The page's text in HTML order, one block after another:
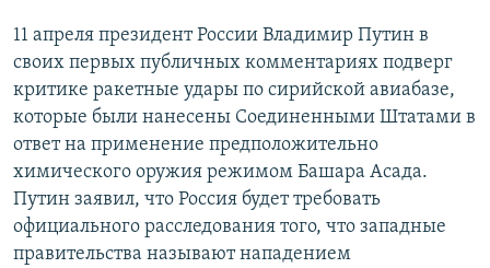
11 апреля президент России Владимир Путин в
своих первых публичных комментариях подверг
критике ракетные удары по сирийской авиабазе,
которые были нанесены Соединенными Штатами в
ответ на применение предположительно
химического оружия режимом Башара Асада.
Путин заявил, что Россия будет требовать
официального расследования того, что западные
правительства называют нападением